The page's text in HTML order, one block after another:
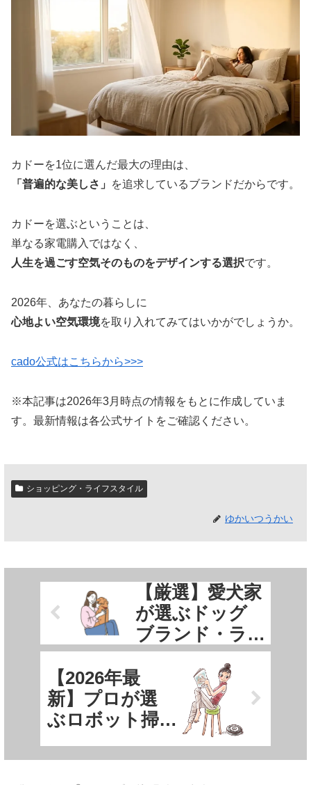
カドーを1位に選んだ最大の理由は、
「普遍的な美しさ」
を追求しているブランドだからです。
カドーを選ぶということは、
単なる家電購入ではなく、
人生を過ごす空気そのものをデザインする選択です。
2026年、あなたの暮らしに
心地よい空気環境を取り入れてみてはいかがでしょうか。
cado公式はこちらから>>>
※本記事は2026年3月時点の情報をもとに作成していま
す。最新情報は各公式サイトをご確認ください。
ショッピング・ライフスタイル
ゆかいつうかい
【厳選】愛犬家
が選ぶドッグ
ブランド・ラ
ンキングTOP3
【2026年最
新】プロが選
ぶロボット掃
ランキング